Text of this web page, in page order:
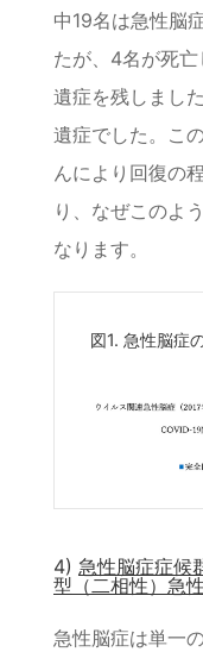
中19名は急性脳
たが、4名が死
遺症を残しまし
遺症でした。こ
んにより回復の
り、なぜこのよ
なります。
図1. 急性脳症
4) 急性脳症症候
型（二相性）急
急性脳症は単一